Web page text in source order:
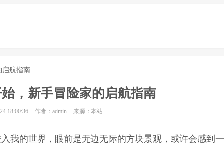
启航指南
，新手冒险家的启航指南
18:00:36 作者：admin 来源：本站
我的世界，眼前是无边无际的方块景观，或许会感到一